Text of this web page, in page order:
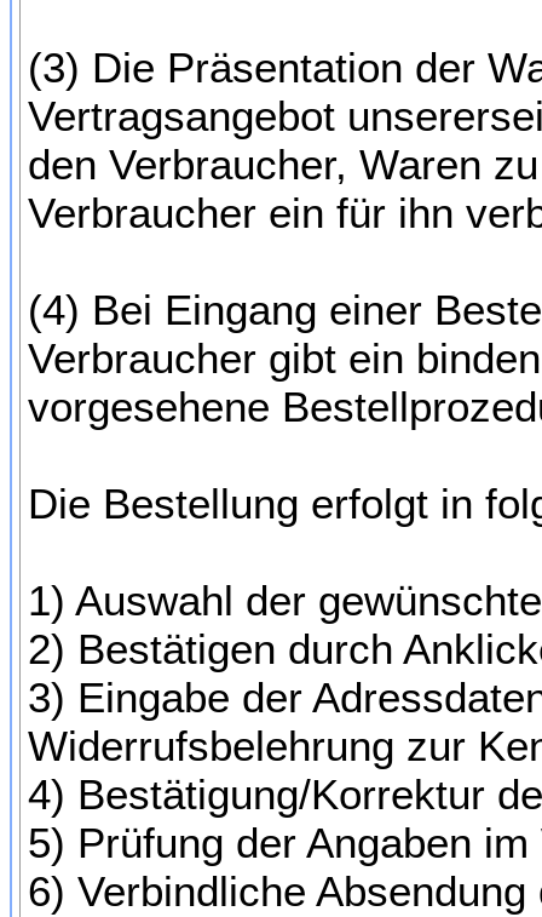
(3) Die Präsentation der
Vertragsangebot
den Verbraucher, Waren
Verbraucher ein für ihn
(4) Bei Eingang einer
Verbraucher gibt ein
vorgesehene
Die Bestellung erfolgt in
1) Auswahl der
2) Bestätigen durch
3) Eingabe der
Widerrufsbelehrung zur
4) Bestätigung/Korrektur
5) Prüfung der Angaben
6) Verbindliche